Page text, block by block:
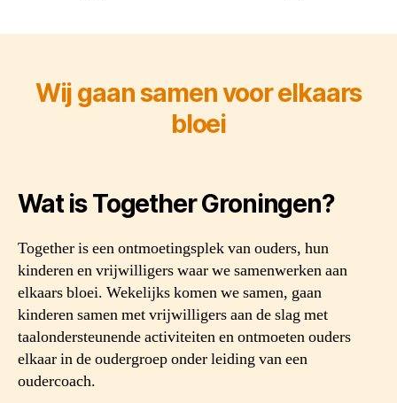
Wij gaan samen voorelkaars
bloei
Wat is Together Groningen?
Together is een ontmoetingsplek van ouders, hun
kinderen en vrijwilligers waar we samenwerken aan
elkaars bloei. Wekelijks komen we samen, gaan
kinderen samen met vrijwilligers aan de slag met
taalondersteunende activiteiten en ontmoeten ouders
elkaar in de oudergroep onder leiding van een
oudercoach.